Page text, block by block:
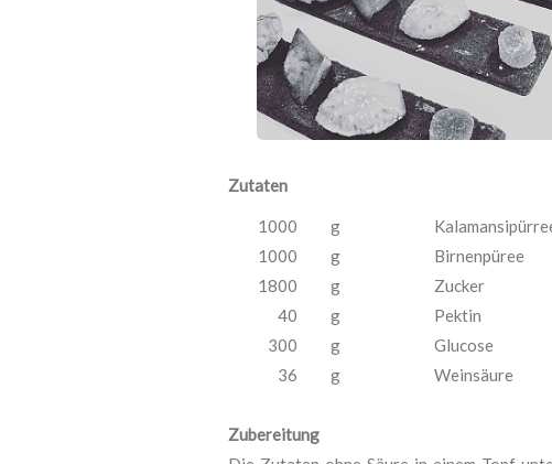
Zutaten
1000 g
1000
g
Birnenpüree
1800
g
Zucker
40
g
Pektin
300
g
Glucose
36
g Weinsäure
Zubereitung